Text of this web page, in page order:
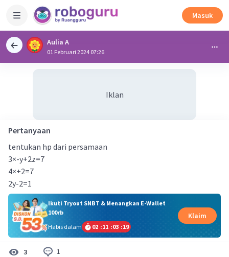
Masuk
Aulia A
01 Februari 2024 07:26
Iklan
Pertanyaan
tentukan hp dari persamaan
3×-y+2z=7
4×+2=7
2y-2=1
Ikuti Tryout SNBT & Menangkan E-Wallet
100rb
Habis dalam
02 :11 :03 :19
Klaim
3 1